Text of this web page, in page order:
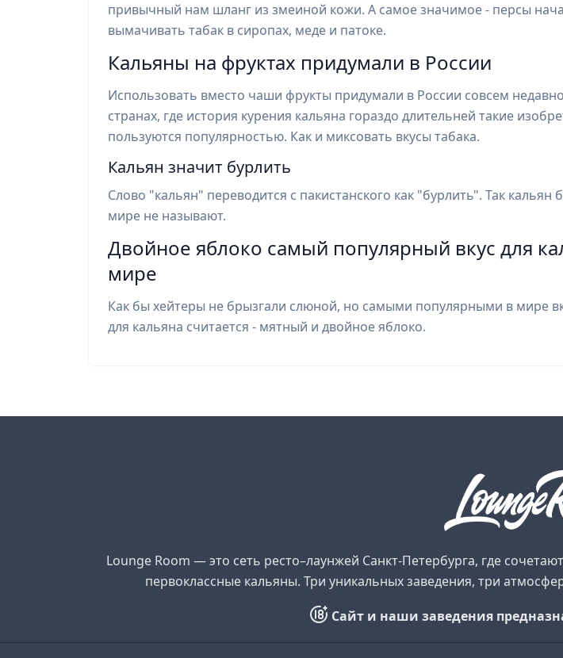
привычный нам шланг из змеиной кожи. А самое значимое - персы
вымачивать табак в сиропах, меде и патоке.
Кальяны на фруктах придумали в России
Использовать вместо чаши фрукты придумали в России совсем
странах, где история курения кальяна гораздо длительней такие
пользуются популярностью. Как и миксовать вкусы табака.
Кальян значит бурлить
Слово "кальян" переводится с пакистанского как "бурлить". Так кальян
мире не называют.
Двойное яблоко самый популярный вкус для
мире
Как бы хейтеры не брызгали слюной, но самыми популярными в мире
для кальяна считается - мятный и двойное яблоко.
Lounge Room — это сеть ресто–лаунжей Санкт-Петербурга, где
первоклассные кальяны. Три уникальных заведения, три
Сайт и наши заведения